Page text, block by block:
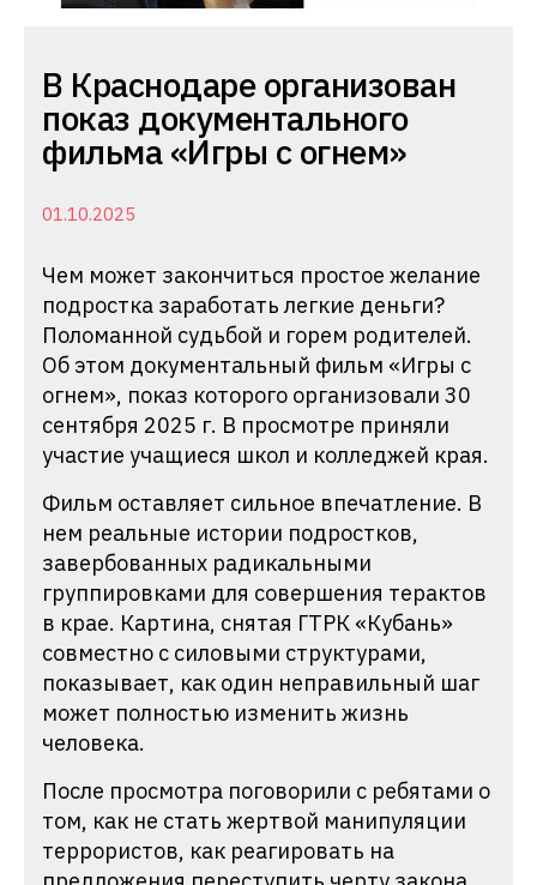
Комиссия
по
делам
несовершеннолетних
и
их
прав
при
Администрации
Краснодарского
края
В Краснодаре организован
показ документального
фильма «Игры с огнем»
01.10.2025
Чем может закончиться простое желание
подростка заработать легкие деньги?
Поломанной судьбой и горем родителей.
Об этом документальный фильм «Игры с
огнем», показ которого организовали 30
сентября 2025 г. В просмотре приняли
участие учащиеся школ и колледжей края.
Фильм оставляет сильное впечатление. В
нем реальные истории подростков,
завербованных радикальными
группировками для совершения терактов
в крае. Картина, снятая ГТРК «Кубань»
совместно с силовыми структурами,
показывает, как один неправильный шаг
может полностью изменить жизнь
человека.
После просмотра поговорили с ребятами о
том, как не стать жертвой манипуляции
террористов, как реагировать на